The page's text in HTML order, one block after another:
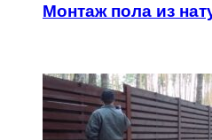
Монтаж пола из